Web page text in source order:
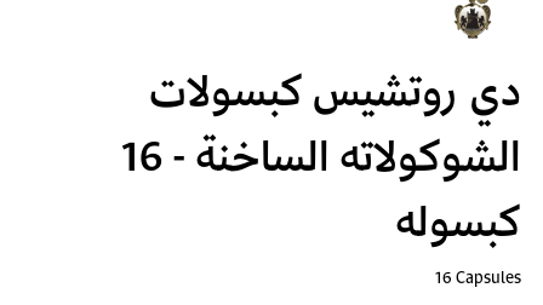
دي روتشيس كبسولات
الشوكولاته الساخنة - 16
كبسوله
16 Capsules